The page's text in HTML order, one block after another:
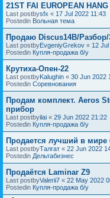
21ST FAI EUROPEAN
Last postbysfx « 17 Jul 2022 11:43
Postedin Вольная тема
Продаю Discus14B/Разбор/
Last postbyEvgeniyGrekov « 12
Postedin Купля-продажа б/у
Крутиха-Опен-22
Last postbyKalughin « 30 Jun 2022
Postedin Соревнования
Продам комплект. Aeros
прибор
Last postbyilai « 29 Jun 2022 21:22
Postedin Купля-продажа б/у
Продается лучший в мире
Last postbyТалгат « 22 Jun 2022
Postedin Дельтабизнес
Продаётся Laminar Z9
Last postbyValerii7 « 22 May 2022
Postedin Купля-продажа б/у